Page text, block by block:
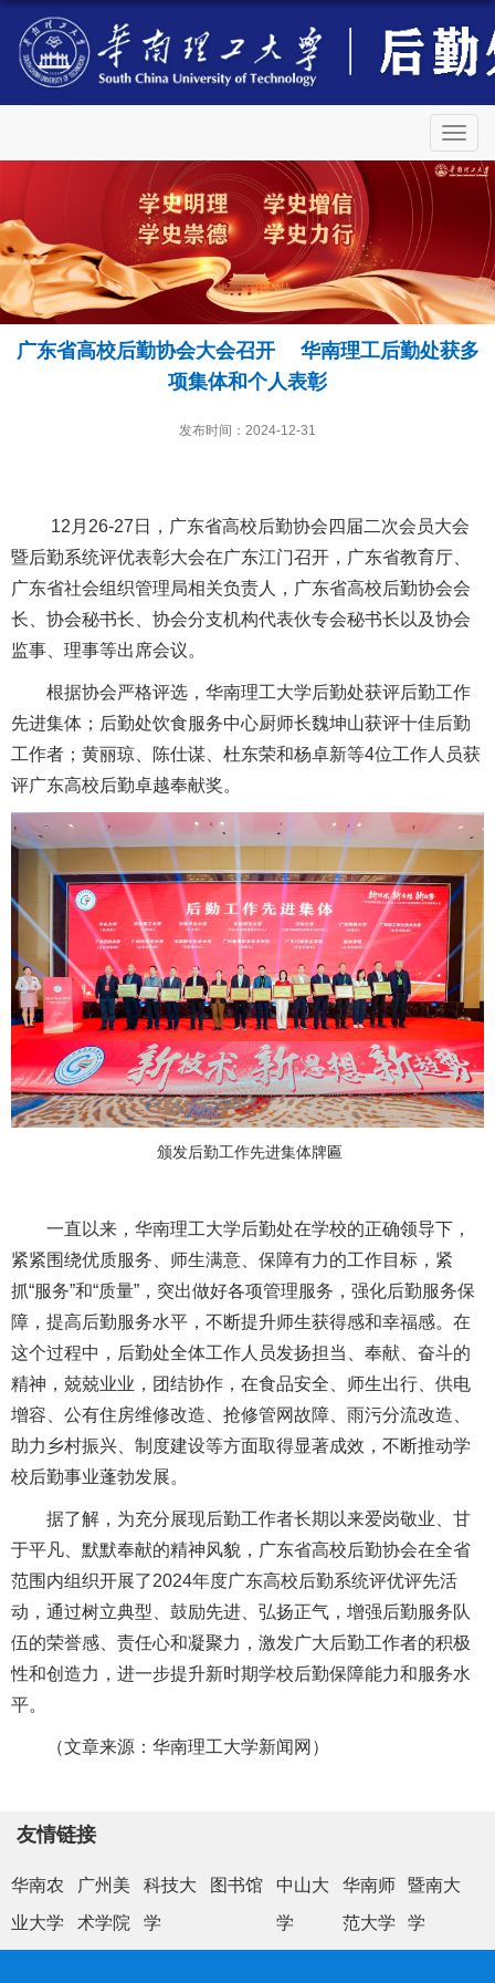
切
换
导
航
广东省高校后勤协会大会召开 华南理工后勤处获多
项集体和个人表彰
发布时间：2024-12-31
12月26-27日，广东省高校后勤协会四届二次会员大会
暨后勤系统评优表彰大会在广东江门召开，广东省教育厅、
广东省社会组织管理局相关负责人，广东省高校后勤协会会
长、协会秘书长、协会分支机构代表伙专会秘书长以及协会
监事、理事等出席会议。
根据协会严格评选，华南理工大学后勤处获评后勤工作
先进集体；后勤处饮食服务中心厨师长魏坤山获评十佳后勤
工作者；黄丽琼、陈仕谋、杜东荣和杨卓新等4位工作人员获
评广东高校后勤卓越奉献奖。
颁发后勤工作先进集体牌匾
一直以来，华南理工大学后勤处在学校的正确领导下，
紧紧围绕优质服务、师生满意、保障有力的工作目标，紧
抓“服务”和“质量”，突出做好各项管理服务，强化后勤服务保
障，提高后勤服务水平，不断提升师生获得感和幸福感。在
这个过程中，后勤处全体工作人员发扬担当、奉献、奋斗的
精神，兢兢业业，团结协作，在食品安全、师生出行、供电
增容、公有住房维修改造、抢修管网故障、雨污分流改造、
助力乡村振兴、制度建设等方面取得显著成效，不断推动学
校后勤事业蓬勃发展。
据了解，为充分展现后勤工作者长期以来爱岗敬业、甘
于平凡、默默奉献的精神风貌，广东省高校后勤协会在全省
范围内组织开展了2024年度广东高校后勤系统评优评先活
动，通过树立典型、鼓励先进、弘扬正气，增强后勤服务队
伍的荣誉感、责任心和凝聚力，激发广大后勤工作者的积极
性和创造力，进一步提升新时期学校后勤保障能力和服务水
平。
（文章来源：华南理工大学新闻网）
友情链接
华南农
业大学
广州美
术学院
科技大
学
图书馆
中山大
学
华南师
范大学
暨南大
学